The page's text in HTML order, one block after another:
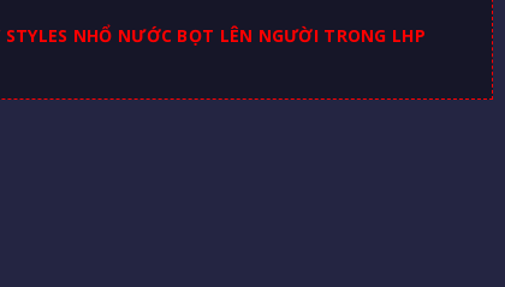
NHỔ NƯỚC BỌT LÊN NGƯỜI TRONG LHP